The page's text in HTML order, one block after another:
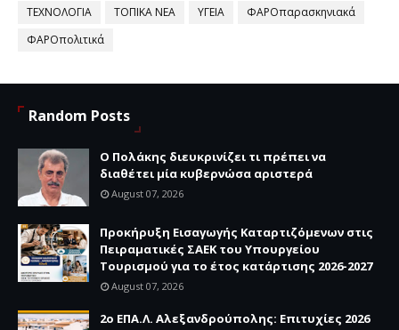
ΤΕΧΝΟΛΟΓΙΑ
ΤΟΠΙΚΑ ΝΕΑ ΥΓΕΙΑ
ΦΑΡΟπαρασκηνιακά
ΦΑΡΟπολιτικά
Random Posts
Ο Πολάκης διευκρινίζει τι πρέπει να
διαθέτει μία κυβερνώσα αριστερά
August 07, 2026
Προκήρυξη Εισαγωγής Καταρτιζόμενων στις
Πειραματικές ΣΑΕΚ του Υπουργείου
Τουρισμού για το έτος κατάρτισης 2026-2027
August 07, 2026
2ο ΕΠΑ.Λ. Αλεξανδρούπολης: Επιτυχίες 2026